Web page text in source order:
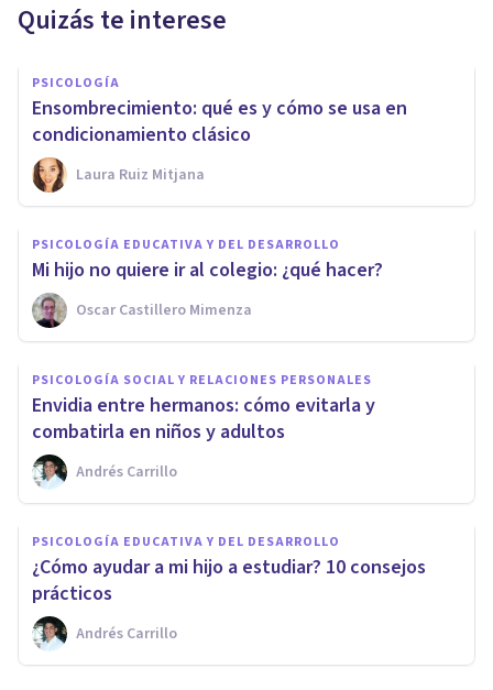
Quizás te interese
PSICOLOGÍA
Ensombrecimiento: qué es y cómo se usa en
condicionamiento clásico
Laura Ruiz Mitjana
PSICOLOGÍA EDUCATIVA Y DEL DESARROLLO
Mi hijo no quiere ir al colegio: ¿qué hacer?
Oscar Castillero Mimenza
PSICOLOGÍA SOCIAL Y RELACIONES PERSONALES
Envidia entre hermanos: cómo evitarla y
combatirla en niños y adultos
Andrés Carrillo
PSICOLOGÍA EDUCATIVA Y DEL DESARROLLO
¿Cómo ayudar a mi hijo a estudiar? 10 consejos
prácticos
Andrés Carrillo